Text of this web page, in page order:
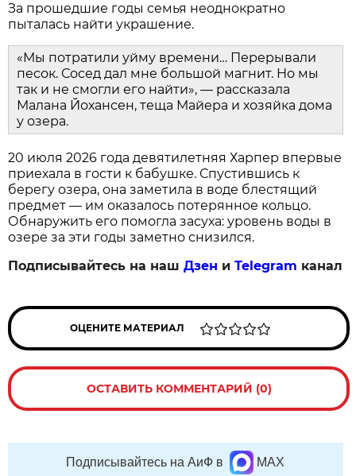
За прошедшие годы семья неоднократно
пыталась найти украшение.
«Мы потратили уйму времени… Перерывали
песок. Сосед дал мне большой магнит. Но мы
так и не смогли его найти», — рассказала
Малана Йохансен, теща Майера и хозяйка дома
у озера.
20 июля 2026 года девятилетняя Харпер впервые
приехала в гости к бабушке. Спустившись к
берегу озера, она заметила в воде блестящий
предмет — им оказалось потерянное кольцо.
Обнаружить его помогла засуха: уровень воды в
озере за эти годы заметно снизился.
Подписывайтесь на нашДзен иTelegram канал
ОЦЕНИТЕ МАТЕРИАЛ
ОСТАВИТЬ КОММЕНТАРИЙ (0)
Подписывайтесь на АиФ в MAX